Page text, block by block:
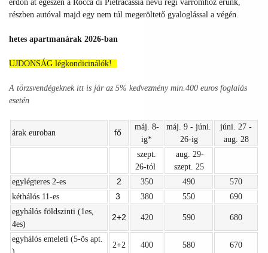
erdőn át egészen a Rocca di Pietracassia nevű régi várromhoz érünk,
részben autóval majd egy nem túl megeröltető gyaloglással a végén.
hetes apartmanárak 2026-ban
UJDONSÁG légkondicinálók!
A törzsvendégeknek itt is jár az 5% kedvezmény min.400 euros foglalás
esetén
árak euroban fő
máj. 8-
ig*
máj. 9 - júni.
26-ig
júni. 27 -
aug. 28
szept.
26-tól
aug. 29-
szept. 25
egylégteres 2-es
2 350 490
570
kéthálós 11-es
3 380 550
690
egyhálós földszinti (1es,
4es)
2+2 420 590 680
egyhálós emeleti (5-ös apt.
2+2 400 580 670